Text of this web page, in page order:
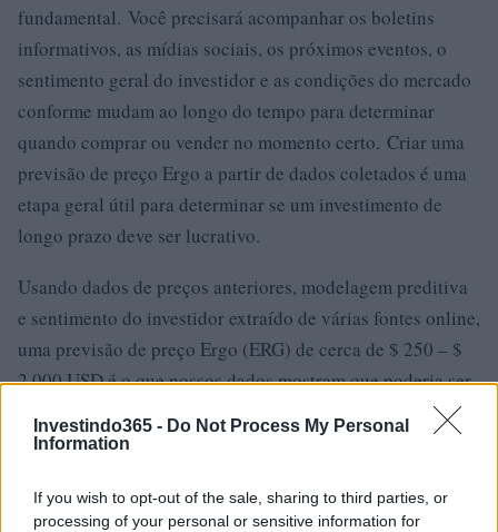
Investindo365 - Do Not Process My Personal
Information
If you wish to opt-out of the sale, sharing to third parties, or
processing of your personal or sensitive information for
fundamental. Você precisará acompanhar os boletins
informativos, as mídias sociais, os próximos eventos, o
sentimento geral do investidor e as condições do mercado
conforme mudam ao longo do tempo para determinar
quando comprar ou vender no momento certo. Criar uma
previsão de preço Ergo a partir de dados coletados é uma
etapa geral útil para determinar se um investimento de
longo prazo deve ser lucrativo.
Usando dados de preços anteriores, modelagem preditiva
e sentimento do investidor extraído de várias fontes online,
uma previsão de preço Ergo (ERG) de cerca de $ 250 – $
2.000 USD é o que nossos dados mostram que poderia ser
possível em 2022-2025 dados os fundamentos do Ergo e
dados de preços anteriores do token ERG.
Ergo (ERG) é um bom investimento?